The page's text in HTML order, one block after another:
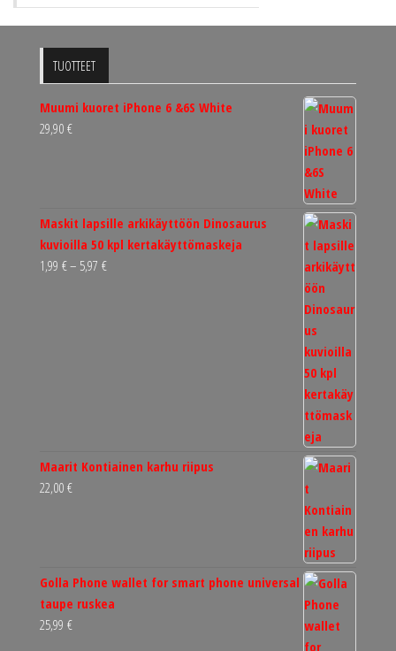
TUOTTEET
Muumi kuoret iPhone 6 &6S White
29,90 €
Maskit lapsille arkikäyttöön Dinosaurus
kuvioilla 50 kpl kertakäyttömaskeja
1,99 €– 5,97 €Hintaluokka:
Maarit Kontiainen karhu riipus
22,00 €
Golla Phone wallet for smart phone universal
taupe ruskea
25,99 €